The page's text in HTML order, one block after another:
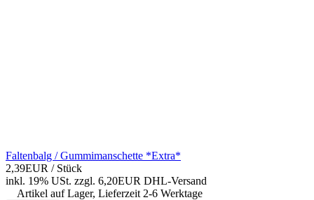
Faltenbalg / Gummimanschette *Extra*
2,39EUR / Stück
inkl. 19% USt. zzgl. 6,20EUR DHL-Versand
Artikel auf Lager, Lieferzeit 2-6 Werktage